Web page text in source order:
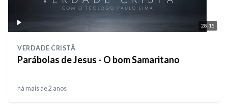
28:15
VERDADE CRISTÃ
Parábolas de Jesus - O bom Samaritano
há mais de 2 anos